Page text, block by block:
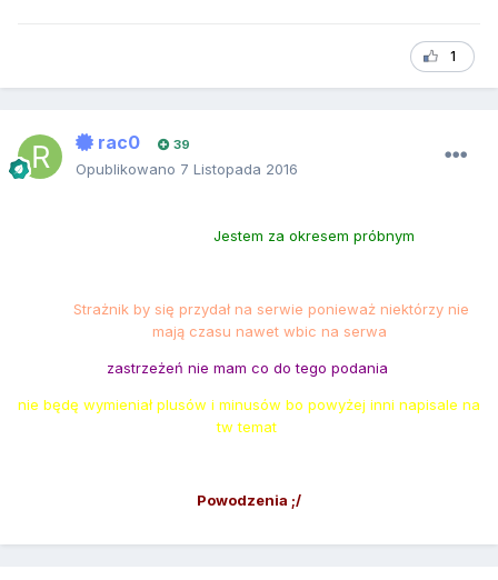
1
rac0 39
Opublikowano 7 Listopada 2016
Jestem za okresem próbnym
Strażnik by się przydał na serwie ponieważ niektórzy nie
mają czasu nawet wbic na serwa
zastrzeżeń nie mam co do tego podania
nie będę wymieniał plusów i minusów bo powyżej inni napisale na
tw temat
Powodzenia ;/